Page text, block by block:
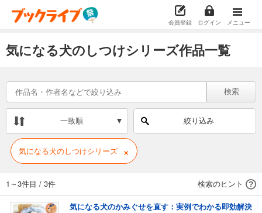
会員登録 ログイン メニュー
気になる犬のしつけシリーズ作品一覧
検索
一致順 絞り込み
気になる犬のしつけシリーズ ×
1～3件目 / 3件 検索のヒント
気になる犬のかみぐせを直す：実例でわかる即効解決